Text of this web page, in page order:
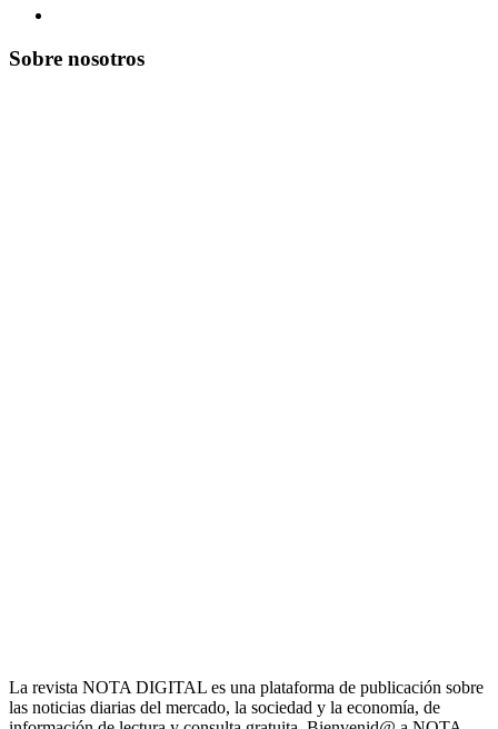
Sobre nosotros
La revista NOTA DIGITAL es una plataforma de publicación sobre
las noticias diarias del mercado, la sociedad y la economía, de